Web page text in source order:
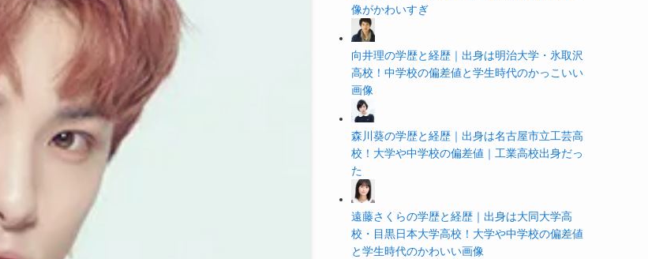
像がかわいすぎ
向井理の学歴と経歴｜出身は明治大学・氷取沢
高校！中学校の偏差値と学生時代のかっこいい
画像
森川葵の学歴と経歴｜出身は名古屋市立工芸高
校！大学や中学校の偏差値｜工業高校出身だっ
た
遠藤さくらの学歴と経歴｜出身は大同大学高
校・目黒日本大学高校！大学や中学校の偏差値
と学生時代のかわいい画像